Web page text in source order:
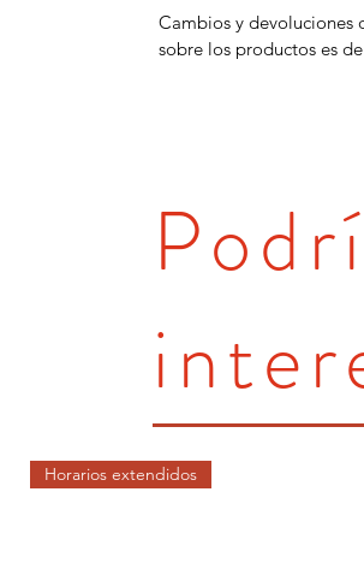
Cambios y devoluciones
sobre los productos es
Horarios extendidos